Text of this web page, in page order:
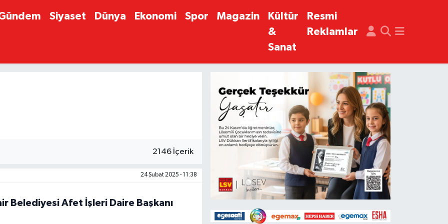
Siyaset Dünya Ekonomi Spor Magazin
Kültür
&
Sanat
Resmi
Reklamlar
2146 İçerik
24 Şubat 2025 - 11:38
Belediyesi Afet İşleri Daire Başkanı